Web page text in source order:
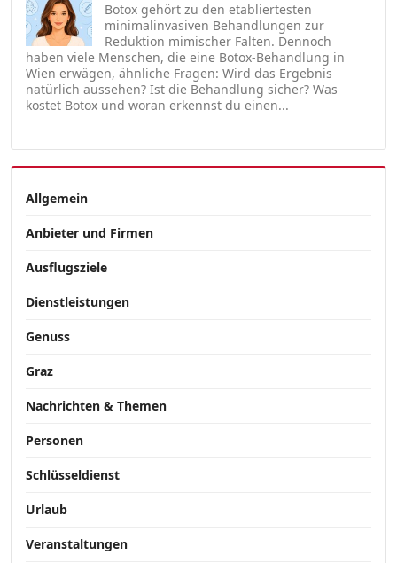
Botox gehört zu den etabliertesten
minimalinvasiven Behandlungen zur
Reduktion mimischer Falten. Dennoch
haben viele Menschen, die eine Botox-Behandlung in
Wien erwägen, ähnliche Fragen: Wird das Ergebnis
natürlich aussehen? Ist die Behandlung sicher? Was
kostet Botox und woran erkennst du einen...
Allgemein
Anbieter und Firmen
Ausflugsziele
Dienstleistungen
Genuss
Graz
Nachrichten & Themen
Personen
Schlüsseldienst
Urlaub
Veranstaltungen